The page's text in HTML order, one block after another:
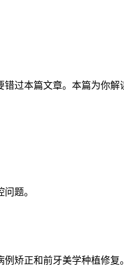
过本篇文章。本篇为你
题。
矫正和前牙美学种植修复。